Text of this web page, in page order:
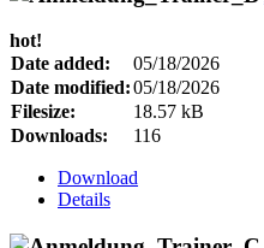
hot!
Date added:
05/18/2026
Date modified:05/18/2026
Filesize:
18.57 kB
Downloads:
116
Download
Details